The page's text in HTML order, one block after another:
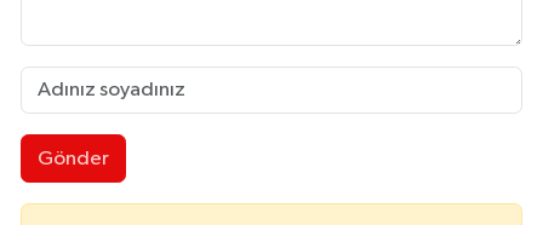
Gönder